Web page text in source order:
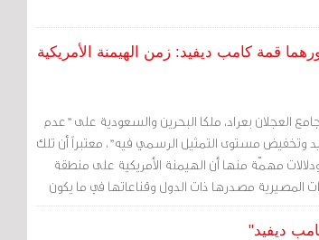
قمة كامب ديفيد: زمن الهيمنة الأمريكية
العجلان بعراد، ملكا البحرين والسعودية على "عدم
مستوى التمثيل الرسمي فيه"، معتبراً أن تلك
مهمّة منها أن الهيمنة الأمريكية على منطقة
المصيرية مصدرها ذات الدول وقناعاتها في ما يكون
لا بد أن تقرأ قراءة صحيحة من قبل أمريكا وغيرها من
ديفيد"